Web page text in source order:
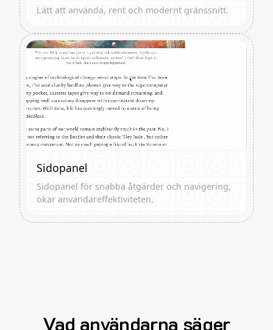
Lätt att använda, rent och modernt gränssnitt.
Sidopanel
Sidopanel för snabba åtgärder och navigering,
ökar användareffektiviteten.
Vad användarna säger